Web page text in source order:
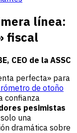
línea:
fiscal
CEO de la ASSC
perfecta» para
de otoño
confianza
pesimistas
una
dramática sobre